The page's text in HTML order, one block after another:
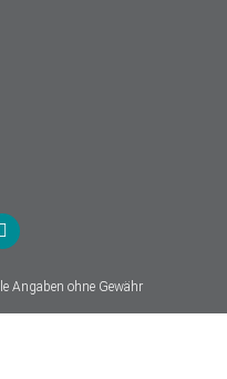
Angaben ohne Gewähr